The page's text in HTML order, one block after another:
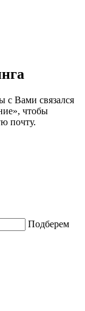
с Вами связался
чтобы
почту.
Подберем